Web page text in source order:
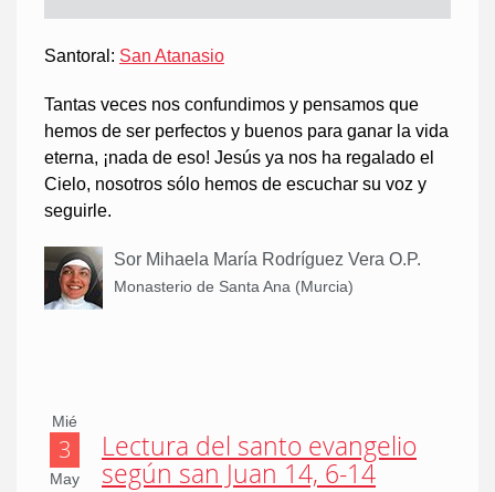
Santoral: San Atanasio
Tantas veces nos confundimos y pensamos que
hemos de ser perfectos y buenos para ganar la vida
eterna, ¡nada de eso! Jesús ya nos ha regalado el
Cielo, nosotros sólo hemos de escuchar su voz y
seguirle.
Sor Mihaela María Rodríguez Vera O.P.
Monasterio de Santa Ana (Murcia)
Mié
3
May
Lectura del santo evangelio
según san Juan 14, 6-14